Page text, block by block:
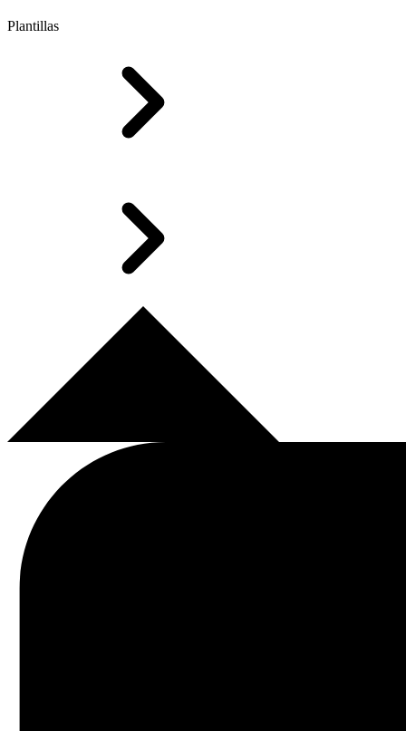
Plantillas